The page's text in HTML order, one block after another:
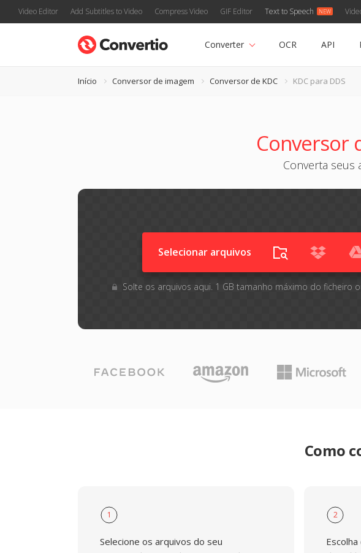
Video Editor Add Subtitles to Video Compress Video GIF Editor Text to Speech
Converter OCR API
Início Conversor de imagem Conversor de KDC KDC para DDS
Conversor
Converta seus
Selecionar arquivos
Solte os arquivos aqui. 1 GB tamanho máximo do ficheiro
Como
1
Selecione os arquivos do seu
2